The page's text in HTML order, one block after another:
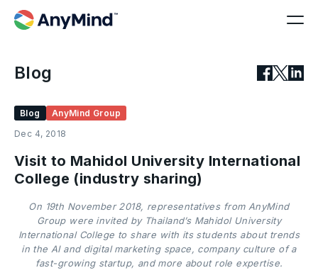
Blog
Blog
AnyMind Group
Dec 4, 2018
Visit to Mahidol University International
College (industry sharing)
On 19th November 2018, representatives from AnyMind
Group were invited by Thailand’s Mahidol University
International College to share with its students about trends
in the AI and digital marketing space, company culture of a
fast-growing startup, and more about role expertise.